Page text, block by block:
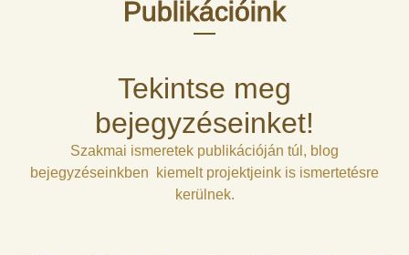
Publikációink
Tekintse meg
bejegyzéseinket!
Szakmai ismeretek publikációján túl, blog
bejegyzéseinkben kiemelt projektjeink is ismertetésre
kerülnek.